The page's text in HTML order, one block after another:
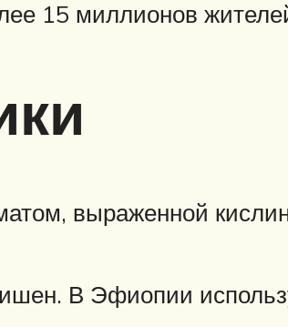
15 миллионов
выраженной
В Эфиопии